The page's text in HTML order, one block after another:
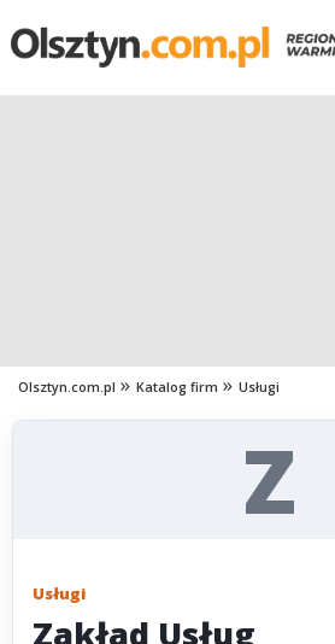
Olsztyn.com.pl Katalog firm Usługi
Z
Usługi
Zakład Usług